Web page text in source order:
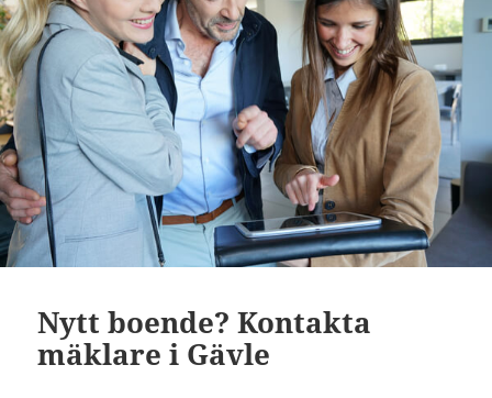
Nytt boende? Kontakta
mäklare i Gävle